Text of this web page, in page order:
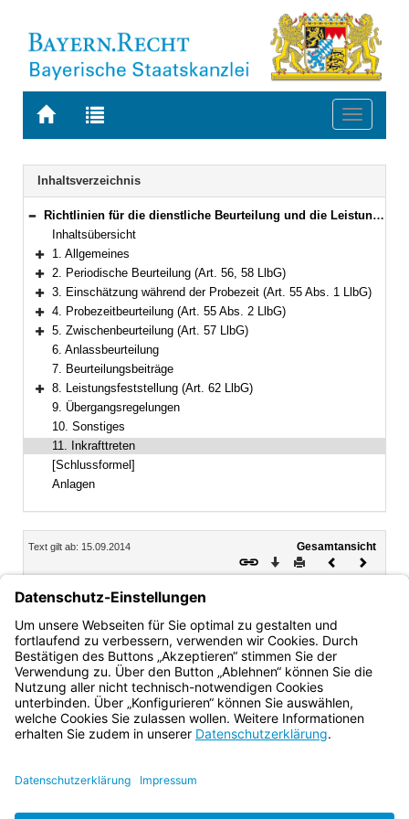
Zur
BAYERN.RECHT
Zur
letzten
Suche
Toggle
Navigation
Inhaltsverzeichnis
Bereich reduzieren
Richtlinien für die dienstliche Beurteilung und die Leistungsfeststellung der Beamtinnen und Beamten im Geschäftsbereich des Bayerischen Staatsministeriums für Gesundheit und Pflege
Inhaltsübersicht
Bereich erweitern
1. Allgemeines
Bereich erweitern
2. Periodische Beurteilung (Art. 56, 58 LlbG)
Bereich erweitern
3. Einschätzung während der Probezeit (Art. 55 Abs. 1 LlbG)
Bereich erweitern
4. Probezeitbeurteilung (Art. 55 Abs. 2 LlbG)
Bereich erweitern
5. Zwischenbeurteilung (Art. 57 LlbG)
6. Anlassbeurteilung
7. Beurteilungsbeiträge
Bereich erweitern
8. Leistungsfeststellung (Art. 62 LlbG)
9. Übergangsregelungen
10. Sonstiges
11. Inkrafttreten
[Schlussformel]
Anlagen
Inhalt
Text gilt ab: 15.09.2014
Gesamtansicht
Download
DruckenVorheriges
Dokument
11. Inkrafttreten
Diese Richtlinien treten mit Wirkung vom 15. September
2014 in Kraft.
Bayern.de
BayernPortal
Impressum